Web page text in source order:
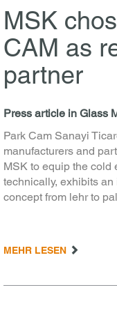
MSK
CAM as
partner
Press article in Glass
Park Cam Sanayi
manufacturers and
MSK to equip the cold
technically, exhibits
concept from lehr to
MEHR LESEN